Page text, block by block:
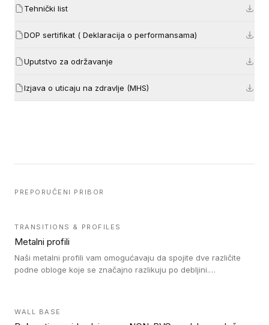
Tehnički list
DOP sertifikat ( Deklaracija o performansama)
Uputstvo za održavanje
Izjava o uticaju na zdravlje (MHS)
PREPORUČENI PRIBOR
TRANSITIONS & PROFILES
Metalni profili
Naši metalni profili vam omogućavaju da spojite dve različite
podne obloge koje se značajno razlikuju po debljini.
WALL BASE